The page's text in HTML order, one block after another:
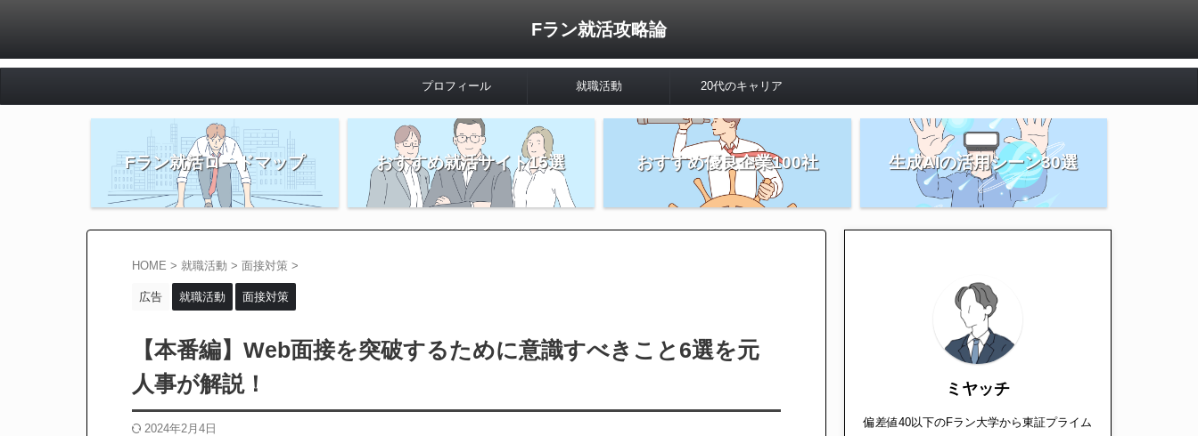
Fラン就活攻略論
プロフィール 就職活動 20代のキャリア
Fラン就活ロードマップ おすすめ就活サイト15選 おすすめ優良企業100社 生成AIの活用シーン30選
HOME > 就職活動 > 面接対策 >
広告 就職活動 面接対策
【本番編】Web面接を突破するために意識すべきこと6選を元
人事が解説！
2024年2月4日
ミヤッチ
偏差値40以下のFラン大学から東証プライム